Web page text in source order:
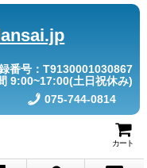
番号：T9130001030867
9:00~17:00(土日祝休み)
075-744-0814
カート